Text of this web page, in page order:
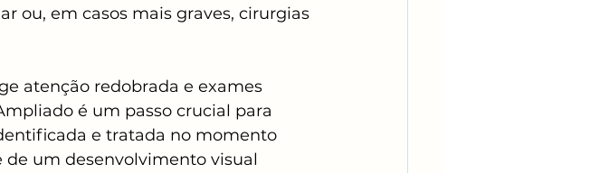
ou, em casos mais graves, cirurgias
atenção redobrada e exames
é um passo crucial para
e tratada no momento
de um desenvolvimento visual